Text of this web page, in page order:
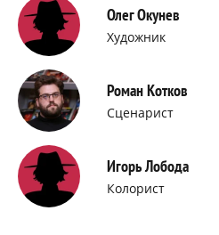
Олег Окунев
Художник
Роман Котков
Сценарист
Игорь Лобода
Колорист